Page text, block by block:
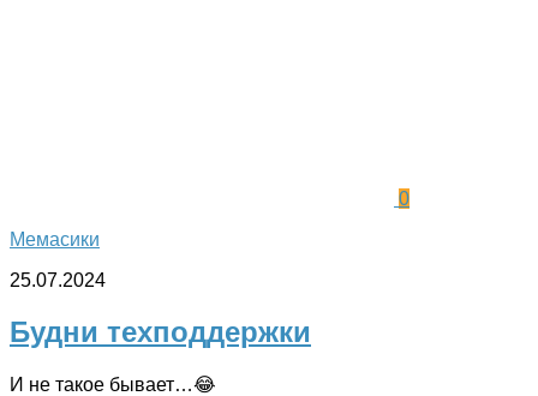
0
Мемасики
25.07.2024
Будни техподдержки
И не такое бывает…😂